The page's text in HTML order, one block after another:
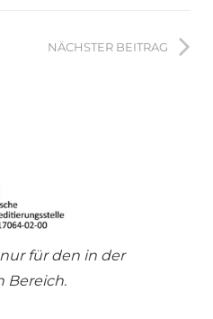
NÄCHSTER BEITRAG
für den in der
Bereich.